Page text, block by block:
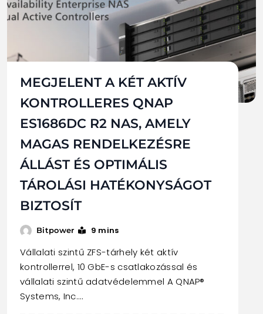
MEGJELENT A KÉT AKTÍV
KONTROLLERES QNAP
ES1686DC R2 NAS, AMELY
MAGAS RENDELKEZÉSRE
ÁLLÁST ÉS OPTIMÁLIS
TÁROLÁSI HATÉKONYSÁGOT
BIZTOSÍT
Bitpower 9 mins
Vállalati szintű ZFS-tárhely két aktív
kontrollerrel, 10 GbE-s csatlakozással és
vállalati szintű adatvédelemmel A QNAP®
Systems, Inc.…